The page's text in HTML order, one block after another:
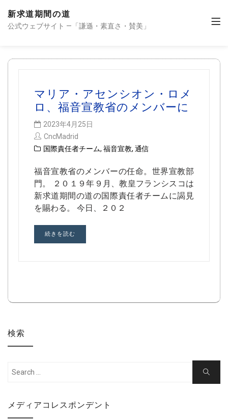
新求道期間の道
公式ウェブサイト —「謙遜・素直さ・賛美」
マリア・アセンシオン・ロメ
ロ、福音宣教省のメンバーに
2023年4月25日
CncMadrid
国際責任者チーム, 福音宣教, 通信
福音宣教省のメンバーの任命。世界宣教部
門。 ２０１９年９月、教皇フランシスコは
新求道期間の道の国際責任者チームに謁見
を賜わる。 今日、２０２
続きを読む
検索
Search
Search
メディアコレスポンデント